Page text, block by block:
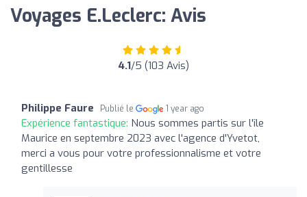
Voyages E.Leclerc: Avis
4.1/5 (103 Avis)
Philippe Faure Publié le 1 year ago
Expérience fantastique: Nous sommes partis sur l'île
Maurice en septembre 2023 avec l'agence d'Yvetot,
merci a vous pour votre professionnalisme et votre
gentillesse